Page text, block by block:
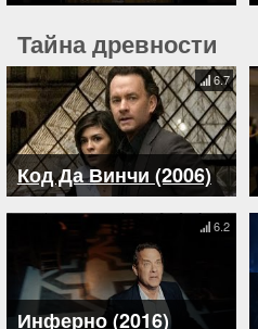
Тайна древности
Код Да Винчи (2006)
6.7
Инферно (2016)
6.2